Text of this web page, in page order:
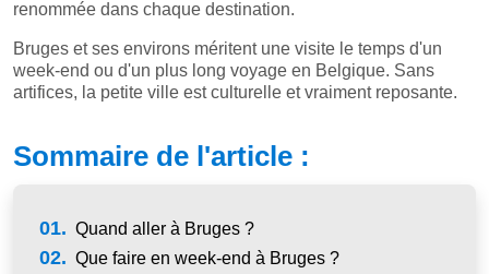
renommée dans chaque destination.
Bruges et ses environs méritent une visite le temps d'un
week-end ou d'un plus long voyage en Belgique. Sans
artifices, la petite ville est culturelle et vraiment reposante.
Sommaire de l'article :
01. Quand aller à Bruges ?
02. Que faire en week-end à Bruges ?